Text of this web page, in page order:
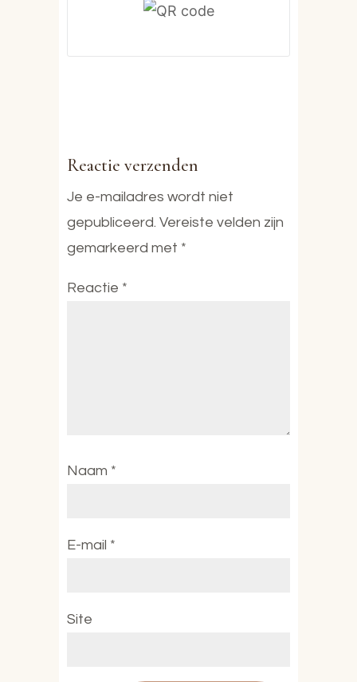
Reactie verzenden
Je e-mailadres wordt niet
gepubliceerd. Vereiste velden zijn
gemarkeerd met *
Reactie *
Naam *
E-mail *
Site